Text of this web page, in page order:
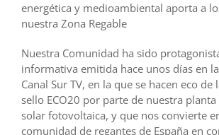
energética y medioambiental aporta a
nuestra Zona Regable
Nuestra Comunidad ha sido
informativa emitida hace unos días en
Canal Sur TV, en la que se hacen eco
sello ECO20 por parte de nuestra planta
solar fotovoltaica, y que nos convierte
comunidad de regantes de España en